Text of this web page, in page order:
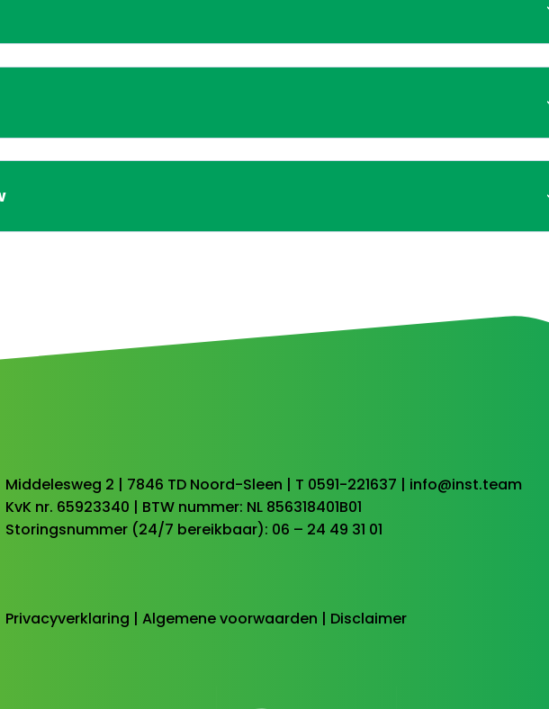
Middelesweg 2 | 7846 TD Noord-Sleen | T 0591-221637 | info@inst.team
KvK nr. 65923340 | BTW nummer: NL 856318401B01
Storingsnummer (24/7 bereikbaar): 06 – 24 49 31 01
Privacyverklaring |Algemene voorwaarden | Disclaimer